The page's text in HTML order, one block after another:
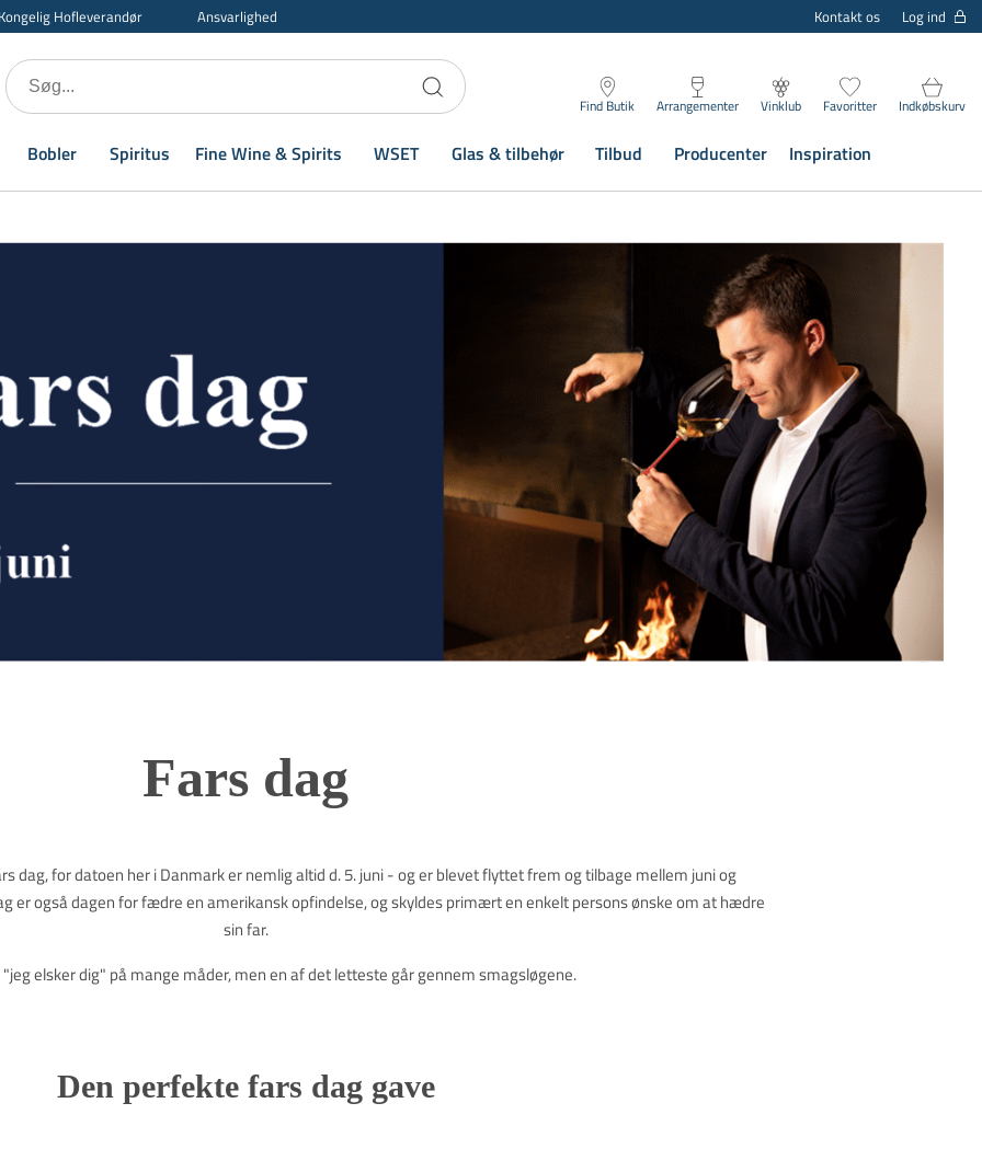
Hofleverandør Ansvarlighed Kontakt os Log ind
Find Butik Arrangementer Vinklub Favoritter Indkøbskurv
Bobler Spiritus Fine Wine & Spirits WSET Glas & tilbehør Tilbud Producenter Inspiration
Fars dag
dag, for datoen her i Danmark er nemlig altid d. 5. juni - og er blevet flyttet frem og tilbage mellem juni og
er også dagen for fædre en amerikansk opfindelse, og skyldes primært en enkelt persons ønske om at hædre
sin far.
elsker dig" på mange måder, men en af det letteste går gennem smagsløgene.
Den perfekte fars dag gave